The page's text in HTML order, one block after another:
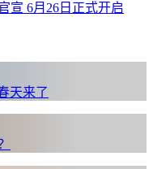
宣 6月26日正式开启
天来了